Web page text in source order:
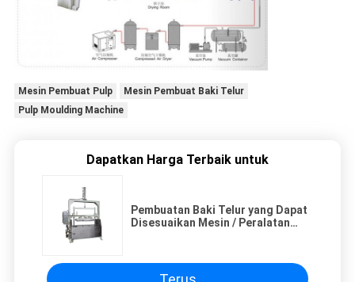
Mesin Pembuat Pulp
Mesin Pembuat Baki Telur
Pulp Moulding Machine
Dapatkan Harga Terbaik untuk
Pembuatan Baki Telur yang Dapat
Disesuaikan Mesin / Peralatan